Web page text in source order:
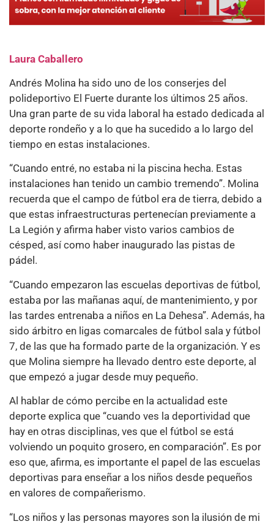
Laura Caballero
Andrés Molina ha sido uno de los conserjes del
polideportivo El Fuerte durante los últimos 25 años.
Una gran parte de su vida laboral ha estado dedicada al
deporte rondeño y a lo que ha sucedido a lo largo del
tiempo en estas instalaciones.
“Cuando entré, no estaba ni la piscina hecha. Estas
instalaciones han tenido un cambio tremendo”. Molina
recuerda que el campo de fútbol era de tierra, debido a
que estas infraestructuras pertenecían previamente a
La Legión y afirma haber visto varios cambios de
césped, así como haber inaugurado las pistas de
pádel.
“Cuando empezaron las escuelas deportivas de fútbol,
estaba por las mañanas aquí, de mantenimiento, y por
las tardes entrenaba a niños en La Dehesa”. Además, ha
sido árbitro en ligas comarcales de fútbol sala y fútbol
7, de las que ha formado parte de la organización. Y es
que Molina siempre ha llevado dentro este deporte, al
que empezó a jugar desde muy pequeño.
Al hablar de cómo percibe en la actualidad este
deporte explica que “cuando ves la deportividad que
hay en otras disciplinas, ves que el fútbol se está
volviendo un poquito grosero, en comparación”. Es por
eso que, afirma, es importante el papel de las escuelas
deportivas para enseñar a los niños desde pequeños
en valores de compañerismo.
“Los niños y las personas mayores son la ilusión de mi